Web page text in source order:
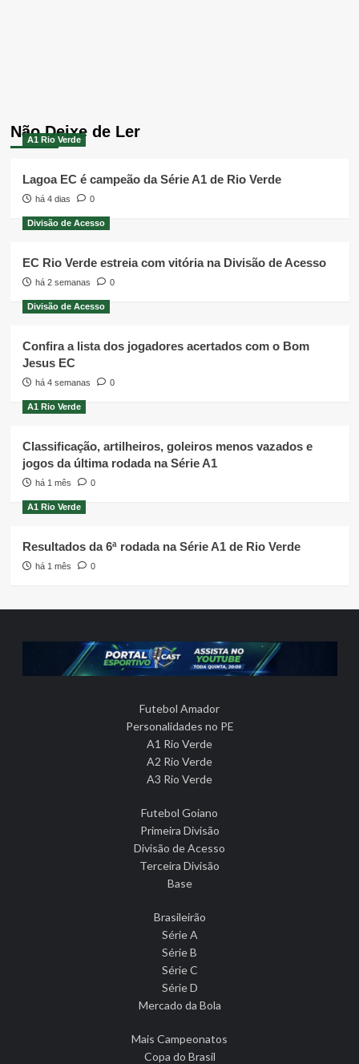
Não Deixe de Ler
A1 Rio Verde
Lagoa EC é campeão da Série A1 de Rio Verde
há 4 dias 0
Divisão de Acesso
EC Rio Verde estreia com vitória na Divisão de Acesso
há 2 semanas 0
Divisão de Acesso
Confira a lista dos jogadores acertados com o Bom
Jesus EC
há 4 semanas 0
A1 Rio Verde
Classificação, artilheiros, goleiros menos vazados e
jogos da última rodada na Série A1
há 1 mês 0
A1 Rio Verde
Resultados da 6ª rodada na Série A1 de Rio Verde
há 1 mês 0
Futebol Amador
Personalidades no PE
A1 Rio Verde
A2 Rio Verde
A3 Rio Verde
Futebol Goiano
Primeira Divisão
Divisão de Acesso
Terceira Divisão
Base
Brasileirão
Série A
Série B
Série C
Série D
Mercado da Bola
Mais Campeonatos
Copa do Brasil